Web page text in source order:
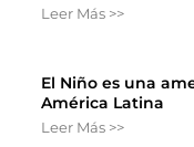
Leer Más >>
El Niño es una
América Latina
Leer Más >>